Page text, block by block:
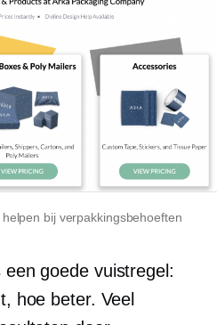
bij verpakkingsbehoeften
goede vuistregel:
hoe beter. Veel